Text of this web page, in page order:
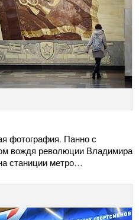
фотография. Панно с
вождя революции Владимира
станиции метро…